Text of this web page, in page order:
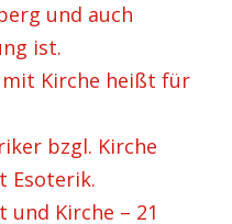
und auch
ist.
mit Kirche heißt für
bzgl. Kirche
Esoterik.
Kirche – 21